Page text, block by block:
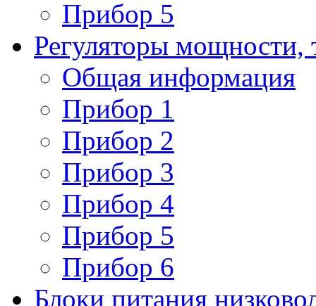
Прибор 5
Регуляторы мощности,
Общая информация
Прибор 1
Прибор 2
Прибор 3
Прибор 4
Прибор 5
Прибор 6
Блоки питания